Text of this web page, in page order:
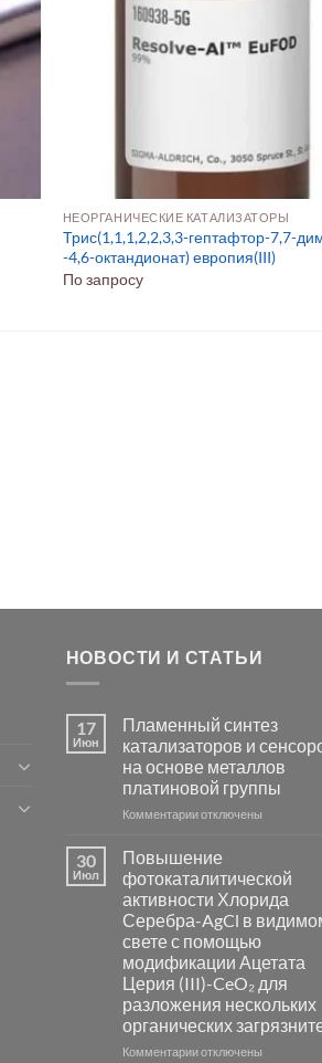
НЕОРГАНИЧЕСКИЕ КАТАЛИЗАТОРЫ
Трис(1,1,1,2,2,3,3-гептафтор-7,7-
-4,6-октандионат) европия(III)
По запросу
НОВОСТИ И СТАТЬИ
17
Июн
Пламенный синтез
катализаторов и
на основе металлов
платиновой группы
Комментариик
катализаторов
и
сенсоров
на
основе
металлов
платиновой
группы
отключены
30
Июл
Повышение
фотокаталитической
активности Хлорида
Серебра-AgCl в
свете с помощью
модификации Ацетата
Церия (III)-CeO₂ для
разложения нескольких
органических
Комментариикотключены